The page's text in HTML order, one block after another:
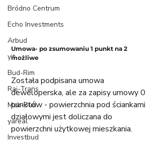
Bródno Centrum
Echo Investments
Arbud
yit
Bud-Rim
Raj-Trans
Mak-Bud
yareal
Investbud
Umowa- po zsumowaniu 1 punkt na 2
możliwe
Została podpisana umowa
deweloperska, ale za zapisy umowy 0
punktów - powierzchnia pod ściankami
działowymi jest doliczana do
powierzchni użytkowej mieszkania.